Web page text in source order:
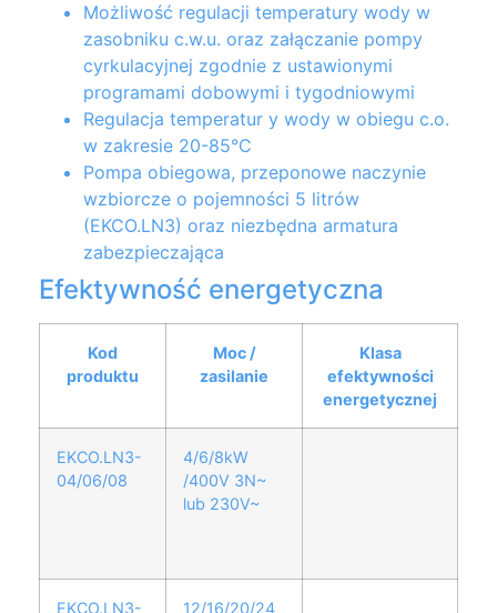
Możliwość regulacji temperatury wody w
zasobniku c.w.u. oraz załączanie pompy
cyrkulacyjnej zgodnie z ustawionymi
programami dobowymi i tygodniowymi
Regulacja temperatur y wody w obiegu c.o.
w zakresie 20-85°C
Pompa obiegowa, przeponowe naczynie
wzbiorcze o pojemności 5 litrów
(EKCO.LN3) oraz niezbędna armatura
zabezpieczająca
Efektywność energetyczna
Kod
produktu
Moc /
zasilanie
Klasa
efektywności
energetycznej
EKCO.LN3-
04/06/08
4/6/8kW
/400V 3N~
lub 230V~
EKCO.LN3-
12/16/20/24